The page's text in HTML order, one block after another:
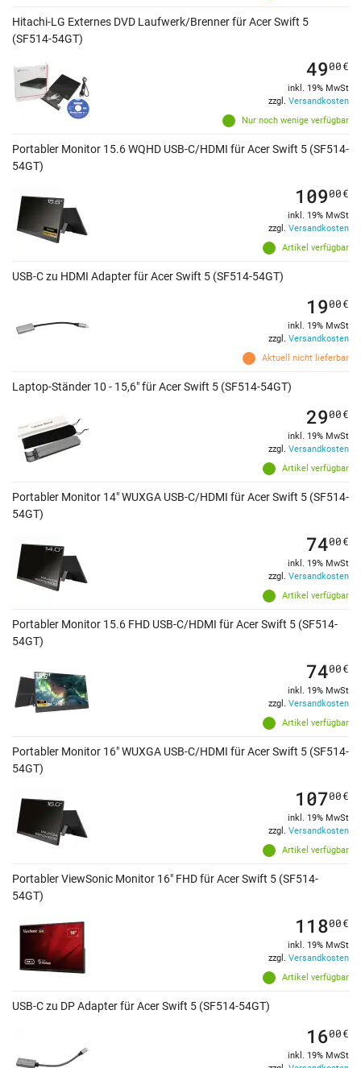
Hitachi-LG Externes DVD Laufwerk/Brenner für Acer Swift 5
(SF514-54GT)
Nur noch wenige verfügbar
4900€
inkl. 19% MwSt
zzgl. Versandkosten
Portabler Monitor 15.6 WQHD USB-C/HDMI für Acer Swift 5 (SF514-
54GT)
Artikel verfügbar
10900€
inkl. 19% MwSt
zzgl. Versandkosten
USB-C zu HDMI Adapter für Acer Swift 5 (SF514-54GT)
Aktuell nicht lieferbar
1900€
inkl. 19% MwSt
zzgl. Versandkosten
Laptop-Ständer 10 - 15,6" für Acer Swift 5 (SF514-54GT)
Artikel verfügbar
2900€
inkl. 19% MwSt
zzgl. Versandkosten
Portabler Monitor 14" WUXGA USB-C/HDMI für Acer Swift 5 (SF514-
54GT)
Artikel verfügbar
7400€
inkl. 19% MwSt
zzgl. Versandkosten
Portabler Monitor 15.6 FHD USB-C/HDMI für Acer Swift 5 (SF514-
54GT)
Artikel verfügbar
7400€
inkl. 19% MwSt
zzgl. Versandkosten
Portabler Monitor 16" WUXGA USB-C/HDMI für Acer Swift 5 (SF514-
54GT)
Artikel verfügbar
10700€
inkl. 19% MwSt
zzgl. Versandkosten
Portabler ViewSonic Monitor 16" FHD für Acer Swift 5 (SF514-
54GT)
Artikel verfügbar
11800€
inkl. 19% MwSt
zzgl. Versandkosten
USB-C zu DP Adapter für Acer Swift 5 (SF514-54GT)
1600€
inkl. 19% MwSt